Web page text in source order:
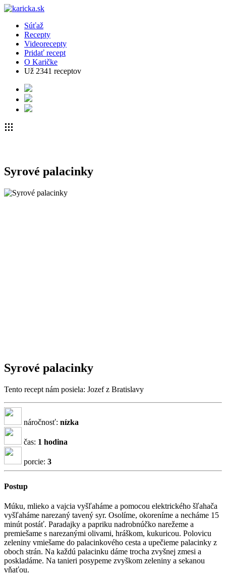
Súťaž
Recepty
Videorecepty
Pridať recept
O Karičke
Už 2341 receptov
Syrové palacinky
Syrové palacinky
Tento recept nám posiela: Jozef z Bratislavy
náročnosť: nízka
čas: 1 hodina
porcie: 3
Postup
Múku, mlieko a vajcia vyšľaháme a pomocou elektrického šľahača
vyšľaháme narezaný tavený syr. Osolíme, okoreníme a necháme 15
minút postáť. Paradajky a papriku nadrobnúčko narežeme a
premiešame s narezanými olivami, hráškom, kukuricou. Polovicu
zeleniny vmiešame do palacinkového cesta a upečieme palacinky z
oboch strán. Na každú palacinku dáme trocha zvyšnej zmesi a
poskladáme. Na tanieri posypeme zvyškom zeleniny a sekanou
vňaťou.